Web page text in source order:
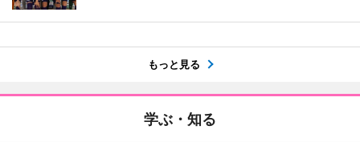
もっと見る
学ぶ・知る